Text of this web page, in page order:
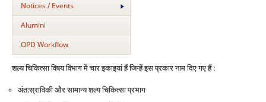
Notices / Events
Alumini
OPD Workflow
शल्‍य चिकित्‍सा विषय विभाग में चार इकाइयां हैं जिन्‍हें इस प्रकार नाम दिए गए हैं :
अंत:स्राविकी और सामान्‍य शल्‍य चिकित्‍सा प्रभाग